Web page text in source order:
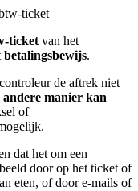
ticket van het
betalingsbewijs.
de aftrek niet
andere manier kan
of
dat het om een
door op het ticket of
eten, of door e-mails of